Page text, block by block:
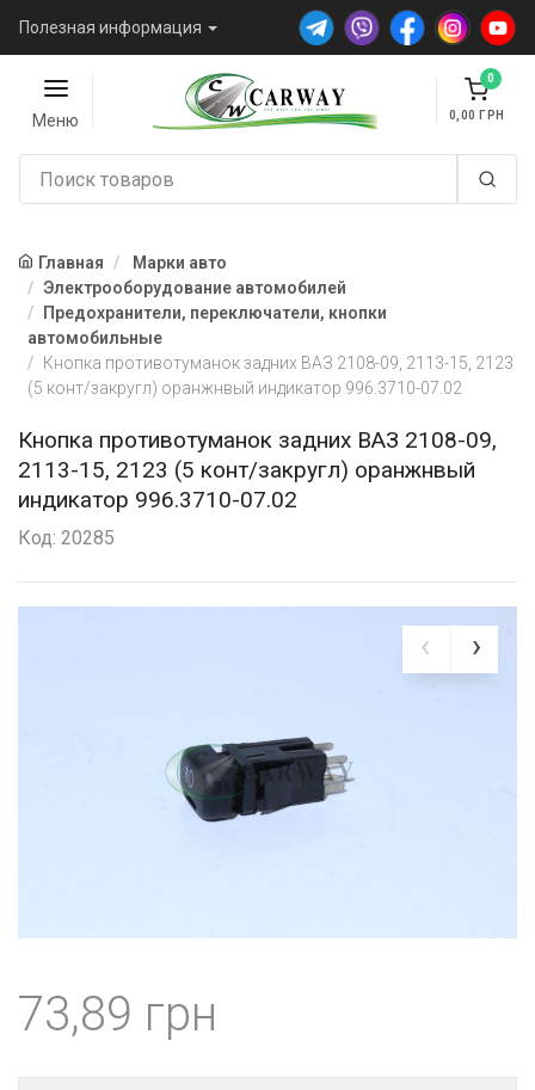
Полезная информация
Меню
0
0,00
Главная
Марки авто
Электрооборудование автомобилей
Предохранители, переключатели, кнопки
автомобильные
Кнопка противотуманок задних ВАЗ 2108-09, 2113-15, 2123
(5 конт/закругл) оранжнвый индикатор 996.3710-07.02
Кнопка противотуманок задних ВАЗ 2108-09,
2113-15, 2123 (5 конт/закругл) оранжнвый
индикатор 996.3710-07.02
Код: 20285
73,89